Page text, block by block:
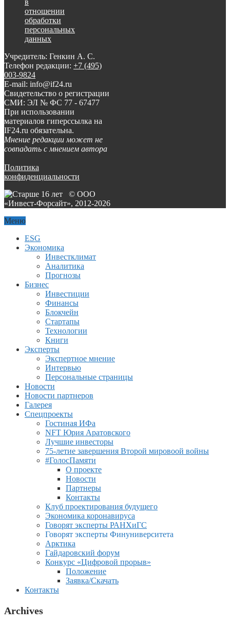
в
отношении
обработки
персональных
данных
Учредитель: Генкин А. С.
Телефон редакции: +7 (495)
003-9824
E-mail: info@if24.ru
Свидетельство о регистрации
СМИ: ЭЛ № ФС 77 - 67477
При использовании
материалов гиперссылка на
IF24.ru обязательна.
Мнение редакции может не
совпадать с мнением автора
Политика
конфиденциальности
© ООО
«Инвест-Форсайт», 2012-2026
Меню
ESG
Экономика
Инвестклимат
Аналитика
Прогнозы
Бизнес
Инвестиции
Финансы
Блокчейн
Стартапы
Технологии
Книги
Эксперты
Экспертное мнение
Интервью
Персональные страницы
Новости
Новости партнеров
Галерея
Спецпроекты
Гостиная ИФа
NFT Юрия Аратовского
Лучшие инвесторы
75-летие завершения Второй мировоой войны
#ГолосПамяти
О проекте
Новости
Партнеры
Контакты
Клуб проектирования будущего
Экономика коронавируса
Говорят эксперты РАНХиГС
Говорят эксперты Финуниверситета
Арктика
Гайдаровский форум
Конкурс «Цифровой прорыв»
Положение
Заявка/Скачать
Контакты
Archives